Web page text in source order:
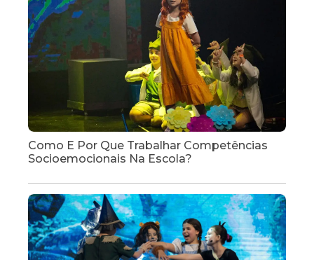
Como E Por Que Trabalhar Competências
Socioemocionais Na Escola?